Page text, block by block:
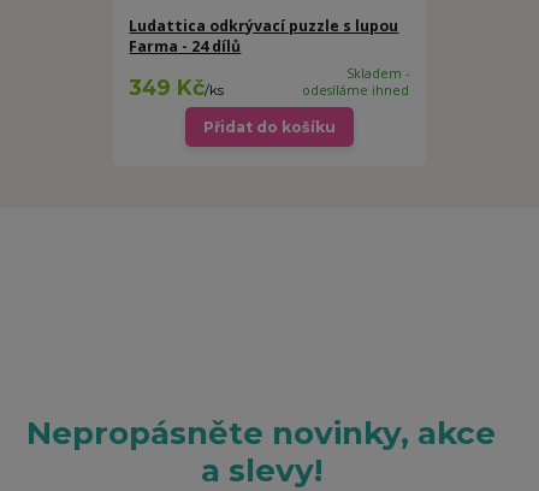
Ludattica odkrývací puzzle s lupou
Farma - 24 dílů
349 Kč/ks
Skladem -
odesíláme ihned
Přidat do košíku
Nepropásněte novinky, akce
a slevy!